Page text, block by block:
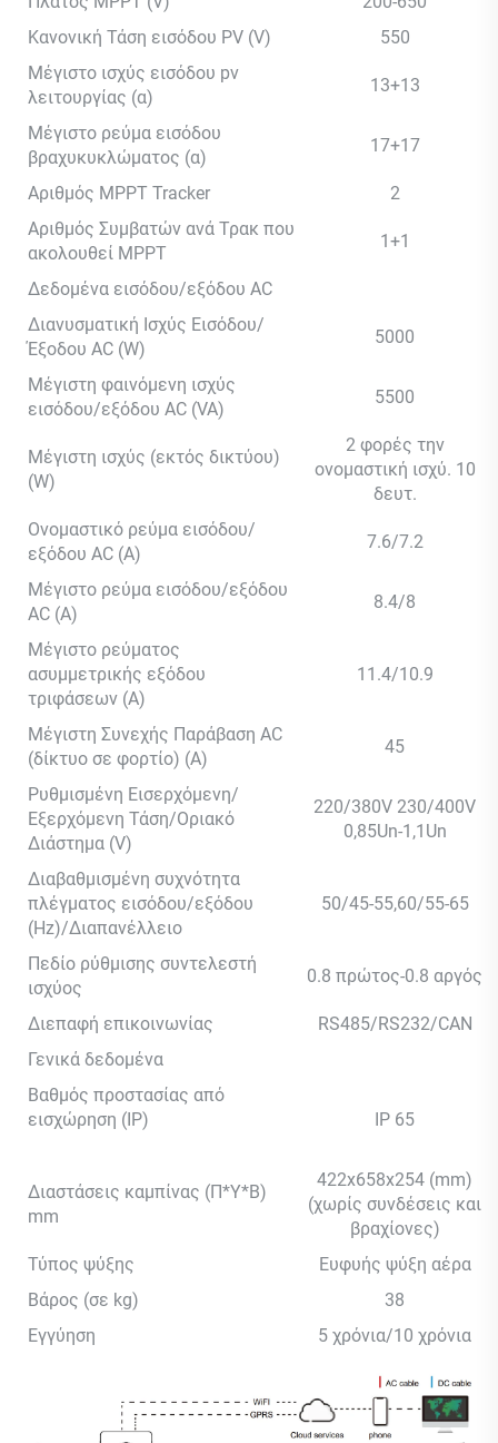
Κανονική Τάση εισόδου PV (V)
550
Μέγιστο ισχύς εισόδου pv
λειτουργίας (α)
13+13
Μέγιστο ρεύμα εισόδου
βραχυκυκλώματος (α)
17+17
Αριθμός MPPT Tracker
2
Αριθμός Συμβατών ανά Τρακ που
ακολουθεί MPPT
1+1
Δεδομένα εισόδου/εξόδου AC
Διανυσματική Ισχύς Εισόδου/
Έξοδου AC (W)
5000
Μέγιστη φαινόμενη ισχύς
εισόδου/εξόδου AC (VA)
5500
Μέγιστη ισχύς (εκτός δικτύου)
(W)
2 φορές την
ονομαστική ισχύ. 10
δευτ.
Ονομαστικό ρεύμα εισόδου/
εξόδου AC (Α)
7.6/7.2
Μέγιστο ρεύμα εισόδου/εξόδου
AC (Α)
8.4/8
Μέγιστο ρεύματος
ασυμμετρικής εξόδου
τριφάσεων (A)
11.4/10.9
Μέγιστη Συνεχής Παράβαση AC
(δίκτυο σε φορτίο) (A)
45
Ρυθμισμένη Εισερχόμενη/
Εξερχόμενη Τάση/Οριακό
Διάστημα (V)
220/380V 230/400V
0,85Un-1,1Un
Διαβαθμισμένη συχνότητα
πλέγματος εισόδου/εξόδου
(Hz)/Διαπανέλλειο
50/45-55,60/55-65
Πεδίο ρύθμισης συντελεστή
ισχύος
0.8 πρώτος-0.8 αργός
Διεπαφή επικοινωνίας
RS485/RS232/CAN
Γενικά δεδομένα
Βαθμός προστασίας από
εισχώρηση (IP)
IP 65
Διαστάσεις καμπίνας (Π*Υ*Β)
mm
422x658x254 (mm)
(χωρίς συνδέσεις και
βραχίονες)
Τύπος ψύξης
Ευφυής ψύξη αέρα
Βάρος (σε kg)
38
Εγγύηση
5 χρόνια/10 χρόνια